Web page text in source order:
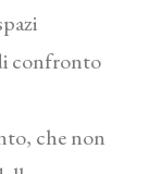
confronto
che non